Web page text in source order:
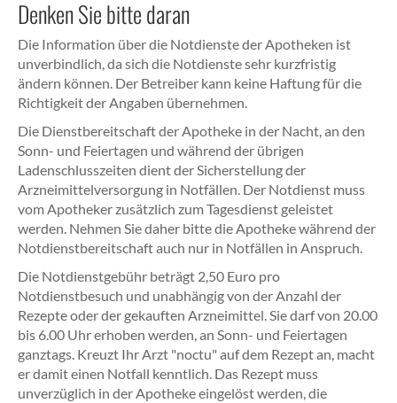
Denken Sie bitte daran
Die Information über die Notdienste der Apotheken ist
unverbindlich, da sich die Notdienste sehr kurzfristig
ändern können. Der Betreiber kann keine Haftung für die
Richtigkeit der Angaben übernehmen.
Die Dienstbereitschaft der Apotheke in der Nacht, an den
Sonn- und Feiertagen und während der übrigen
Ladenschlusszeiten dient der Sicherstellung der
Arzneimittelversorgung in Notfällen. Der Notdienst muss
vom Apotheker zusätzlich zum Tagesdienst geleistet
werden. Nehmen Sie daher bitte die Apotheke während der
Notdienstbereitschaft auch nur in Notfällen in Anspruch.
Die Notdienstgebühr beträgt 2,50 Euro pro
Notdienstbesuch und unabhängig von der Anzahl der
Rezepte oder der gekauften Arzneimittel. Sie darf von 20.00
bis 6.00 Uhr erhoben werden, an Sonn- und Feiertagen
ganztags. Kreuzt Ihr Arzt "noctu" auf dem Rezept an, macht
er damit einen Notfall kenntlich. Das Rezept muss
unverzüglich in der Apotheke eingelöst werden, die